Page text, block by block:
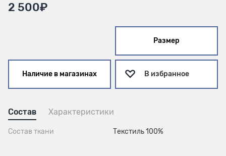
2 500₽
Размер
Наличие в магазинах В избранное
Состав Характеристики
Состав ткани Текстиль 100%